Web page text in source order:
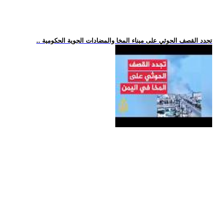
.. تجدد القصف الحوثي على ميناء المخا والمضادات الجوية الحكومية